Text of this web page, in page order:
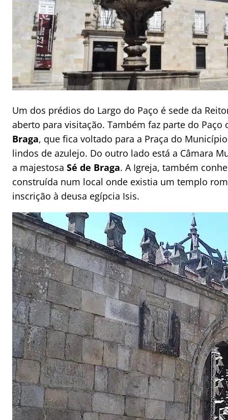
Um dos prédios do Largo do Paço é sede da
aberto para visitação. Também faz parte do
Braga, que fica voltado para a Praça do
lindos de azulejo. Do outro lado está a Câmara
a majestosa Sé de Braga. A Igreja, também
construída num local onde existia um templo
inscrição à deusa egípcia Isis.